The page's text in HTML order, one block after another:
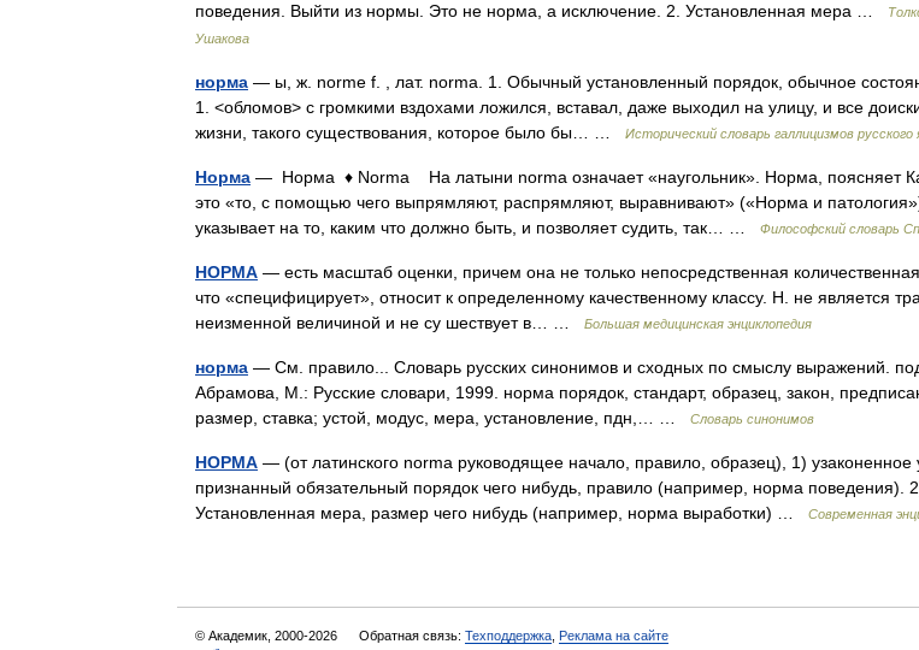
поведения. Выйти из нормы. Это не норма, а исключение. 2. Установленная мера …
Ушакова
норма — ы, ж. norme f. , лат. norma. 1. Обычный установленный порядок, обычное
1. <обломов> с громкими вздохами ложился, вставал, даже выходил на улицу, и все
жизни, такого существования, которое было бы… …
Исторический словарь галлицизмов русского
Норма — Норма ♦ Norma На латыни norma означает «наугольник». Норма, поясняет
это «то, с помощью чего выпрямляют, распрямляют, выравнивают» («Норма и
указывает на то, каким что должно быть, и позволяет судить, так… …
Философский словарь
НОРМА — есть масштаб оценки, причем она не только непосредственная
что «специфицирует», относит к определенному качественному классу. Н. не является
неизменной величиной и не су шествует в… …
Большая медицинская энциклопедия
норма — См. правило... Словарь русских синонимов и сходных по смыслу выражений.
Абрамова, М.: Русские словари, 1999. норма порядок, стандарт, образец, закон,
размер, ставка; устой, модус, мера, установление, пдн,… …
Словарь синонимов
НОРМА — (от латинского norma руководящее начало, правило, образец), 1) узаконенное
признанный обязательный порядок чего нибудь, правило (например, норма поведения).
Установленная мера, размер чего нибудь (например, норма выработки) …
Современная
© Академик, 2000-2026 Обратная связь: Техподдержка Реклама на сайте